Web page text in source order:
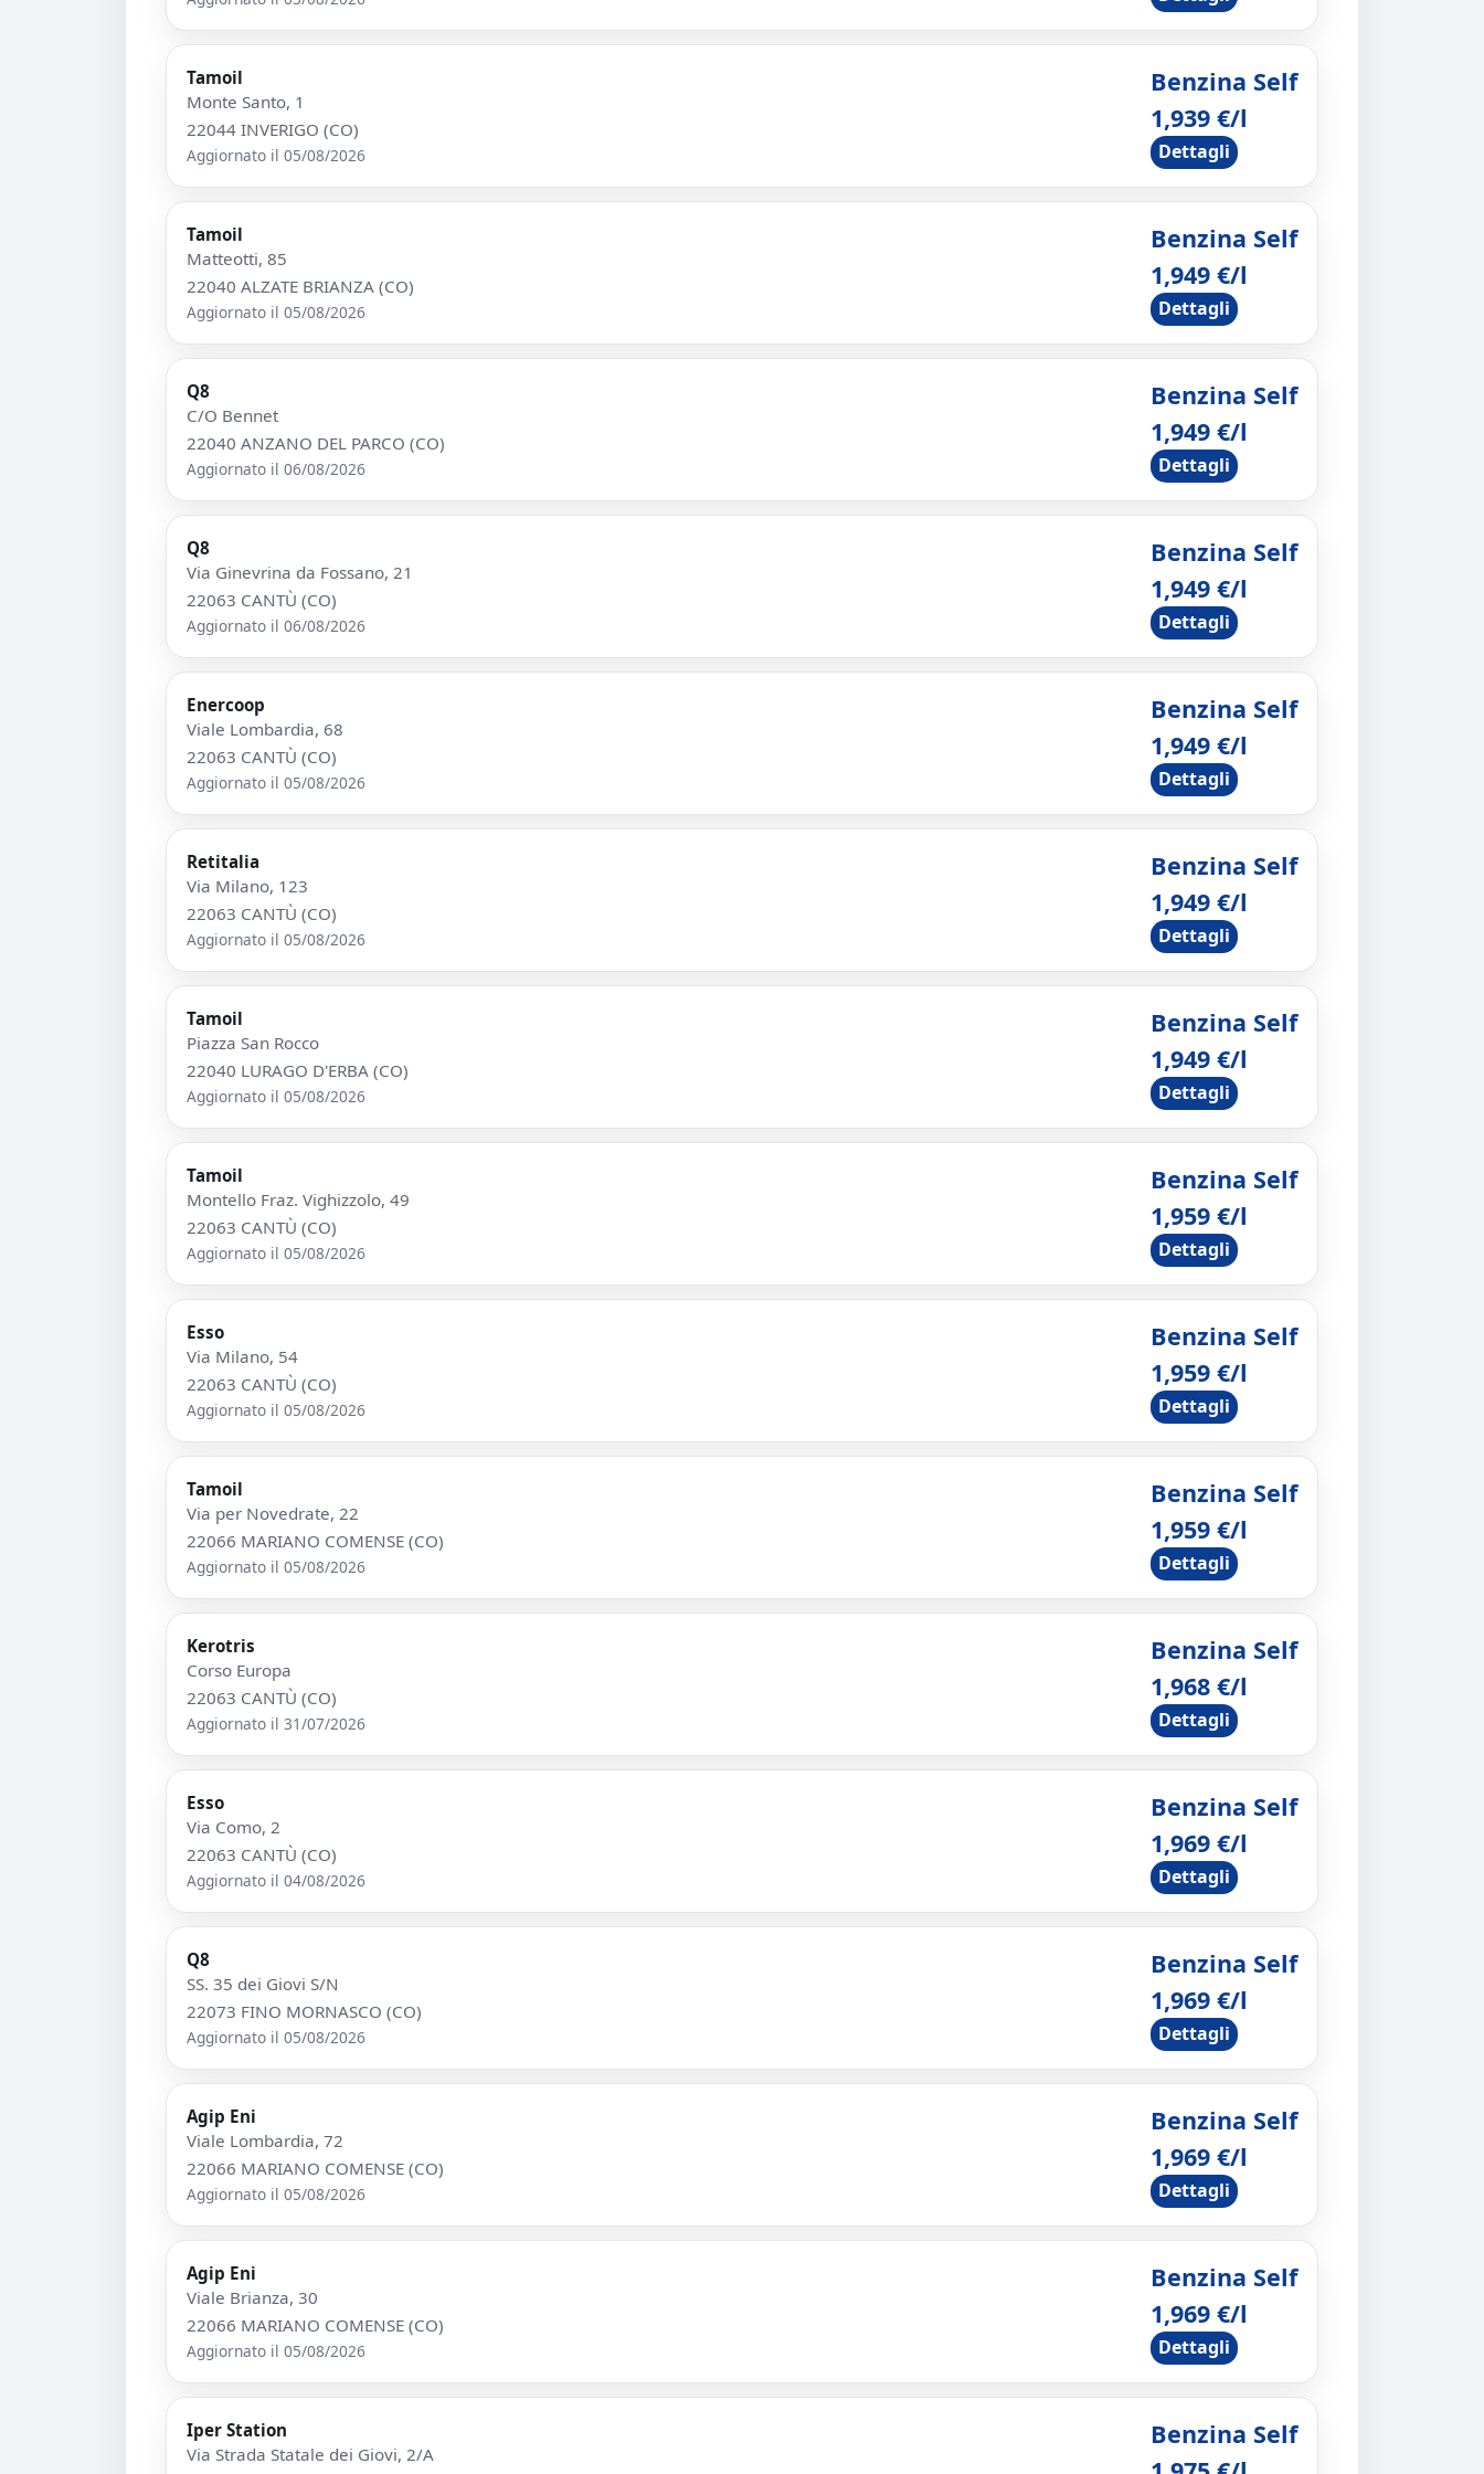
Tamoil
Monte Santo, 1
22044 INVERIGO (CO)
Aggiornato il 05/08/2026
Benzina Self
1,939 €/l
Dettagli
Tamoil
Matteotti, 85
22040 ALZATE BRIANZA (CO)
Aggiornato il 05/08/2026
Benzina Self
1,949 €/l
Dettagli
Q8
C/O Bennet
22040 ANZANO DEL PARCO (CO)
Aggiornato il 06/08/2026
Benzina Self
1,949 €/l
Dettagli
Q8
Via Ginevrina da Fossano, 21
22063 CANTÙ (CO)
Aggiornato il 06/08/2026
Benzina Self
1,949 €/l
Dettagli
Enercoop
Viale Lombardia, 68
22063 CANTÙ (CO)
Aggiornato il 05/08/2026
Benzina Self
1,949 €/l
Dettagli
Retitalia
Via Milano, 123
22063 CANTÙ (CO)
Aggiornato il 05/08/2026
Benzina Self
1,949 €/l
Dettagli
Tamoil
Piazza San Rocco
22040 LURAGO D'ERBA (CO)
Aggiornato il 05/08/2026
Benzina Self
1,949 €/l
Dettagli
Tamoil
Montello Fraz. Vighizzolo, 49
22063 CANTÙ (CO)
Aggiornato il 05/08/2026
Benzina Self
1,959 €/l
Dettagli
Esso
Via Milano, 54
22063 CANTÙ (CO)
Aggiornato il 05/08/2026
Benzina Self
1,959 €/l
Dettagli
Tamoil
Via per Novedrate, 22
22066 MARIANO COMENSE (CO)
Aggiornato il 05/08/2026
Benzina Self
1,959 €/l
Dettagli
Kerotris
Corso Europa
22063 CANTÙ (CO)
Aggiornato il 31/07/2026
Benzina Self
1,968 €/l
Dettagli
Esso
Via Como, 2
22063 CANTÙ (CO)
Aggiornato il 04/08/2026
Benzina Self
1,969 €/l
Dettagli
Q8
SS. 35 dei Giovi S/N
22073 FINO MORNASCO (CO)
Aggiornato il 05/08/2026
Benzina Self
1,969 €/l
Dettagli
Agip Eni
Viale Lombardia, 72
22066 MARIANO COMENSE (CO)
Aggiornato il 05/08/2026
Benzina Self
1,969 €/l
Dettagli
Agip Eni
Viale Brianza, 30
22066 MARIANO COMENSE (CO)
Aggiornato il 05/08/2026
Benzina Self
1,969 €/l
Dettagli
Iper Station
Via Strada Statale dei Giovi, 2/A
Benzina Self